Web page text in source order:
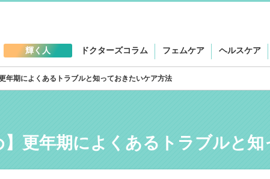
輝く人 ドクターズコラム フェムケア ヘルスケア
年期によくあるトラブルと知っておきたいケア方法
】更年期によくあるトラブルと